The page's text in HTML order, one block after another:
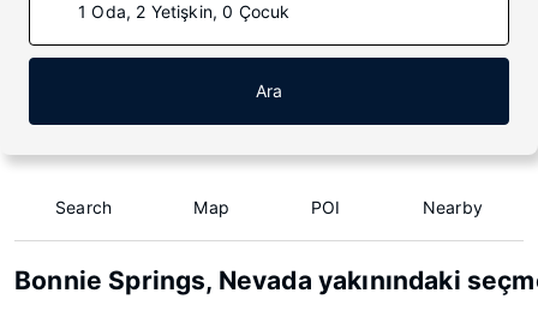
1 Oda, 2 Yetişkin, 0 Çocuk
Ara
Search Map POI Nearby
Bonnie Springs, Nevada yakınındaki